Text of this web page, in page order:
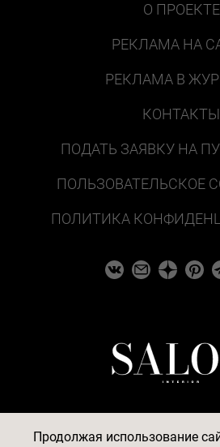
О ПРОЕКТЕ
РЕКЛАМА НА
РЕКЛАМА В
КОНТАКТЫ
ПОДАТЬ ЗАЯВКУ НА
ПОЛЬЗОВАТЕЛЬСКОЕ
ПОЛИТИКА
Продолжая использование